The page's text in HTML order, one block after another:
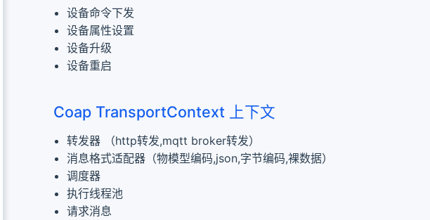
设备命令下发
设备属性设置
设备升级
设备重启
Coap TransportContext 上下文
转发器 （http转发,mqtt broker转发）
消息格式适配器（物模型编码,json,字节编码,裸数据）
调度器
执行线程池
请求消息